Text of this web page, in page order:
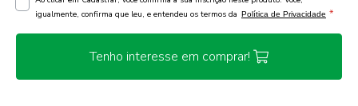
igualmente, confirma que leu, e entendeu os termos da Política de Privacidade *
Tenho interesse em comprar!